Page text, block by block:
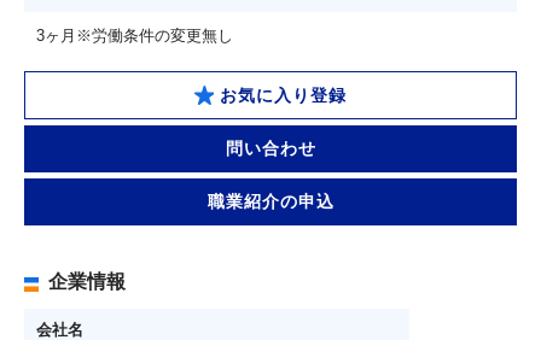
3ヶ月※労働条件の変更無し
お気に入り登録
問い合わせ
職業紹介の申込
企業情報
会社名